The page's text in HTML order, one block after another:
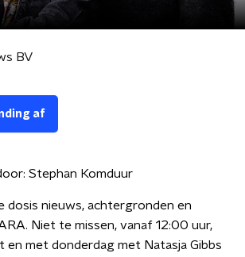
BV
af
Stephan Komduur
dosis nieuws, achtergronden en
Niet te missen, vanaf 12:00 uur,
en met donderdag met Natasja Gibbs